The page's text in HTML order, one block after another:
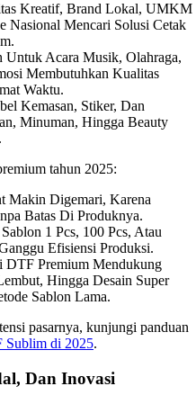
Kreatif, Brand Lokal, UMKM
Nasional Mencari Solusi Cetak
Untuk Acara Musik, Olahraga,
Membutuhkan Kualitas
Waktu.
Kemasan, Stiker, Dan
Minuman, Hingga Beauty
tahun 2025:
Makin Digemari, Karena
Batas Di Produknya.
Sablon 1 Pcs, 100 Pcs, Atau
Efisiensi Produksi.
DTF Premium Mendukung
Hingga Desain Super
Sablon Lama.
pasarnya, kunjungi panduan
Sublim di 2025.
Dan Inovasi